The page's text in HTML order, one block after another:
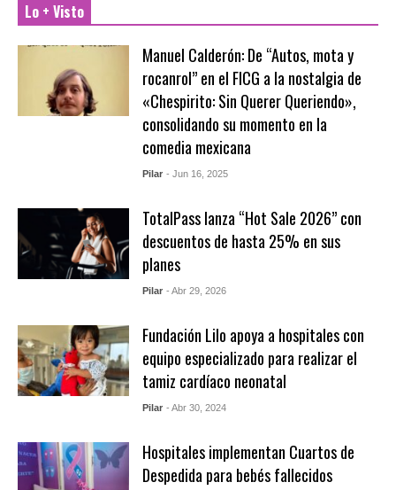
Lo + Visto
Manuel Calderón: De “Autos, mota y
rocanrol” en el FICG a la nostalgia de
«Chespirito: Sin Querer Queriendo»,
consolidando su momento en la
comedia mexicana
Pilar - Jun 16, 2025
TotalPass lanza “Hot Sale 2026” con
descuentos de hasta 25% en sus
planes
Pilar - Abr 29, 2026
Fundación Lilo apoya a hospitales con
equipo especializado para realizar el
tamiz cardíaco neonatal
Pilar - Abr 30, 2024
Hospitales implementan Cuartos de
Despedida para bebés fallecidos